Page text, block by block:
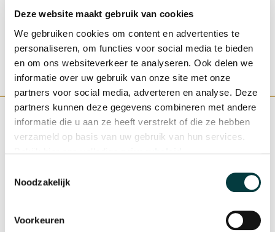
Deze website maakt gebruik van cookies
We gebruiken cookies om content en advertenties te
personaliseren, om functies voor social media te bieden
en om ons websiteverkeer te analyseren. Ook delen we
informatie over uw gebruik van onze site met onze
partners voor social media, adverteren en analyse. Deze
partners kunnen deze gegevens combineren met andere
informatie die u aan ze heeft verstrekt of die ze hebben
verzameld op basis van uw gebruik van hun services.
Noodzakelijk
Voorkeuren